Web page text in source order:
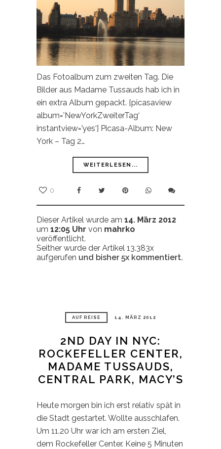
Das Fotoalbum zum zweiten Tag. Die
Bilder aus Madame Tussauds hab ich in
ein extra Album gepackt. [picasaview
album=’NewYorkZweiterTag‘
instantview=’yes‘] Picasa-Album: New
York – Tag 2…
WEITERLESEN...
0
Dieser Artikel wurde am 14. März 2012
um 12:05 Uhr von mahrko
veröffentlicht.
Seither wurde der Artikel 13.383x
aufgerufen und bisher 5x kommentiert.
AUF REISE 14. MÄRZ 2012
2ND DAY IN NYC:
ROCKEFELLER CENTER,
MADAME TUSSAUDS,
CENTRAL PARK, MACY’S
Heute morgen bin ich erst relativ spät in
die Stadt gestartet. Wollte ausschlafen.
Um 11.20 Uhr war ich am ersten Ziel,
dem Rockefeller Center. Keine 5 Minuten